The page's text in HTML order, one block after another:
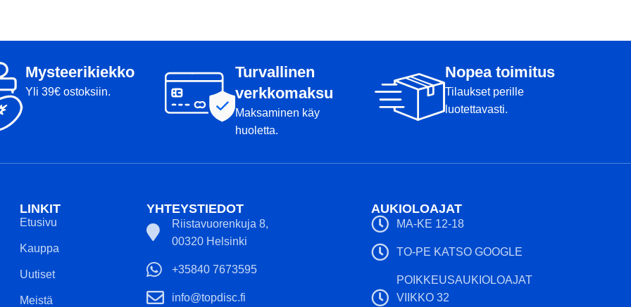
Mysteerikiekko
Yli 39€ ostoksiin.
Turvallinen
verkkomaksu
Maksaminen käy
huoletta.
Nopea toimitus
Tilaukset perille
luotettavasti.
LINKIT
Etusivu
Kauppa
Uutiset
Meistä
YHTEYSTIEDOT
Riistavuorenkuja 8,
00320 Helsinki
+35840 7673595
info@topdisc.fi
AUKIOLOAJAT
MA-KE 12-18
TO-PE KATSO GOOGLE
POIKKEUSAUKIOLOAJAT
VIIKKO 32